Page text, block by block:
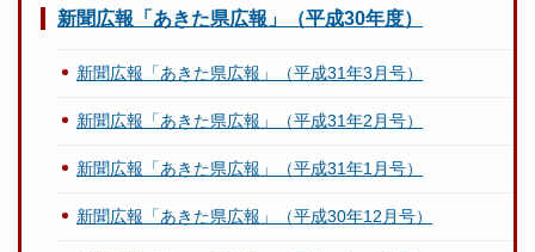
新聞広報「あきた県広報」（平成30年度）
新聞広報「あきた県広報」（平成31年3月号）
新聞広報「あきた県広報」（平成31年2月号）
新聞広報「あきた県広報」（平成31年1月号）
新聞広報「あきた県広報」（平成30年12月号）